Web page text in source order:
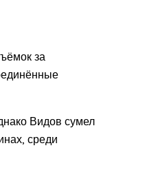
за
Видов сумел
среди